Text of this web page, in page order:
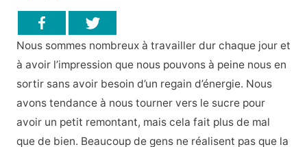
Nous sommes nombreux à travailler dur chaque jour et
à avoir l’impression que nous pouvons à peine nous en
sortir sans avoir besoin d’un regain d’énergie. Nous
avons tendance à nous tourner vers le sucre pour
avoir un petit remontant, mais cela fait plus de mal
que de bien. Beaucoup de gens ne réalisent pas que la